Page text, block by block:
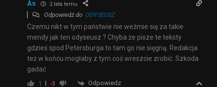
As 2 lata temu
Odpowiedź do ODYSEUSZ
Czemu nikt w tym państwie nie weźmie się za takie
mendy jak ten odyseusz ? Chyba że pisze te teksty
gdzieś spod Petersburga to tam go nie sięgną. Redakcja
też w końcu mogłaby z tym coś wreszcie zrobić. Szkoda
gadać
1 -3 Odpowiedz